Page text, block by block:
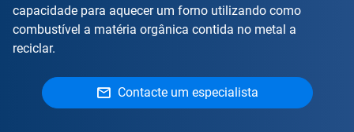
capacidade para aquecer um forno utilizando como
combustível a matéria orgânica contida no metal a
reciclar.
Contacte um especialista